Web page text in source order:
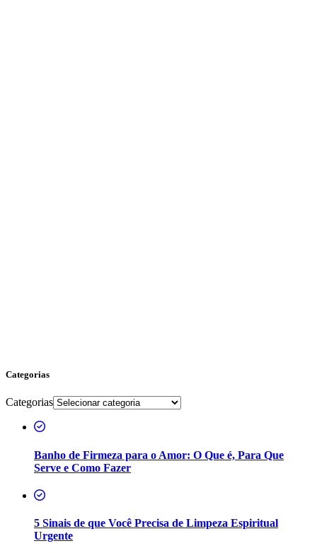
Categorias
Categorias
Banho de Firmeza para o Amor: O Que é, Para Que
Serve e Como Fazer
5 Sinais de que Você Precisa de Limpeza Espiritual
Urgente